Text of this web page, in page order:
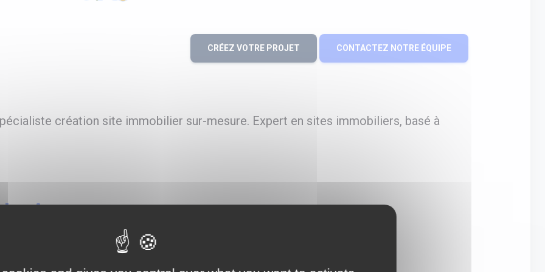
CRÉEZ VOTRE PROJET CONTACTEZ NOTRE ÉQUIPE
création site immobilier sur-mesure. Expert en sites immobiliers, basé à
sites
à Plouvorn